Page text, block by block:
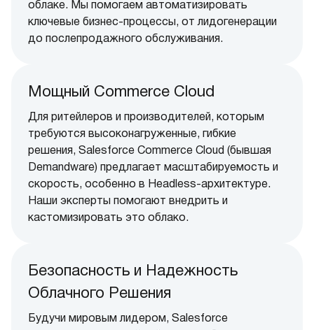
облаке. Мы помогаем автоматизировать
ключевые бизнес-процессы, от лидогенерации
до послепродажного обслуживания.
Мощный Commerce Cloud
Для ритейлеров и производителей, которым
требуются высоконагруженные, гибкие
решения, Salesforce Commerce Cloud (бывшая
Demandware) предлагает масштабируемость и
скорость, особенно в Headless-архитектуре.
Наши эксперты помогают внедрить и
кастомизировать это облако.
Безопасность и Надежность
Облачного Решения
Будучи мировым лидером, Salesforce